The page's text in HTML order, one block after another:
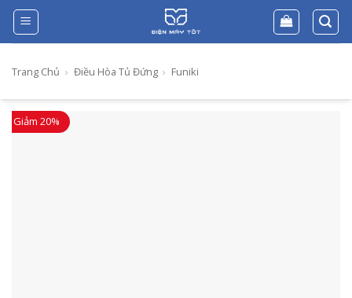
Skip
content
Trang Chủ › Điều Hòa Tủ Đứng › Funiki
Giảm 20%